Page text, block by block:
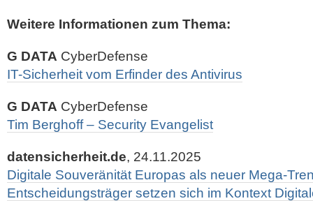
Weitere Informationen zum Thema:
G DATA CyberDefense
IT-Sicherheit vom Erfinder des Antivirus
G DATA CyberDefense
Tim Berghoff – Security Evangelist
datensicherheit.de, 24.11.2025
Digitale Souveränität Europas als neuer Mega-
Entscheidungsträger setzen sich im Kontext